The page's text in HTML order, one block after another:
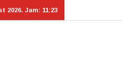
2026. Jam: 11:23